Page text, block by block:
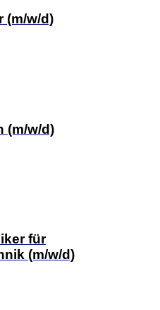
(m/w/d)
(m/w/d)
für
(m/w/d)